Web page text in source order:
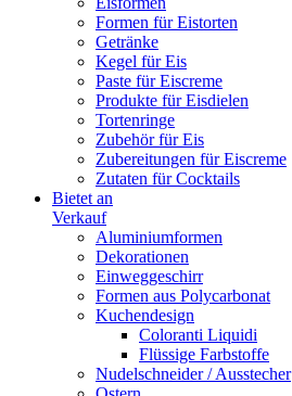
Formen für Eistorten
Getränke
Kegel für Eis
Paste für Eiscreme
Produkte für Eisdielen
Tortenringe
Zubehör für Eis
Zubereitungen für Eiscreme
Zutaten für Cocktails
Bietet an
Verkauf
Aluminiumformen
Dekorationen
Einweggeschirr
Formen aus Polycarbonat
Kuchendesign
Coloranti Liquidi
Flüssige Farbstoffe
Nudelschneider / Ausstecher